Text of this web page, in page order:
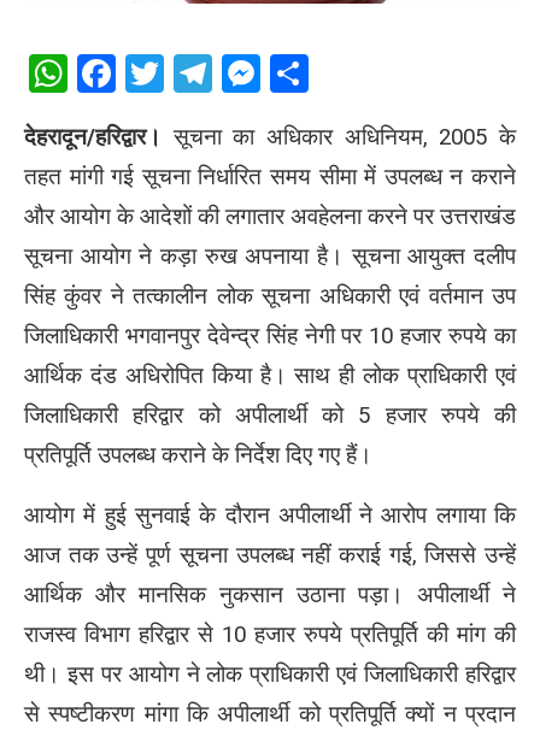
WhatsApp
Facebook
Twitter
Telegram
Messenger
देहरादून/हरिद्वार। सूचना का अधिकार अधिनियम, 2005 के
तहत मांगी गई सूचना निर्धारित समय सीमा में उपलब्ध न कराने
और आयोग के आदेशों की लगातार अवहेलना करने पर उत्तराखंड
सूचना आयोग ने कड़ा रुख अपनाया है। सूचना आयुक्तदलीप
सिंह कुंवरने तत्कालीन लोक सूचना अधिकारी एवं वर्तमान उप
जिलाधिकारी भगवानपुर देवेन्द्र सिंह नेगी पर 10 हजार रुपये का
आर्थिक दंड अधिरोपित किया है। साथ ही लोक प्राधिकारी एवं
जिलाधिकारी हरिद्वार को अपीलार्थी को 5 हजार रुपये की
प्रतिपूर्ति उपलब्ध कराने के निर्देश दिए गए हैं।
आयोग में हुई सुनवाई के दौरान अपीलार्थी ने आरोप लगाया कि
आज तक उन्हें पूर्ण सूचना उपलब्ध नहीं कराई गई, जिससे उन्हें
आर्थिक और मानसिक नुकसान उठाना पड़ा। अपीलार्थी ने
राजस्व विभाग हरिद्वार से 10 हजार रुपये प्रतिपूर्ति की मांग की
थी। इस पर आयोग ने लोक प्राधिकारी एवं जिलाधिकारी हरिद्वार
से स्पष्टीकरण मांगा कि अपीलार्थी को प्रतिपूर्ति क्यों न प्रदान